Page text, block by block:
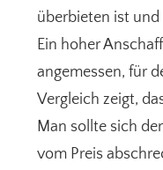
überbieten ist und
Ein hoher
angemessen, für
Vergleich zeigt,
Man sollte sich
vom Preis